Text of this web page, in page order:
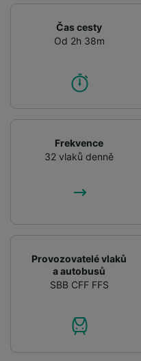
Čas cesty
Od 2h 38m
Frekvence
32 vlaků denně
Provozovatelé vlaků
a autobusů
SBB CFF FFS